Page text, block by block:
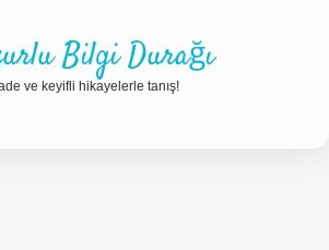
Bilgi Durağı
ve keyifli hikayelerle tanış!